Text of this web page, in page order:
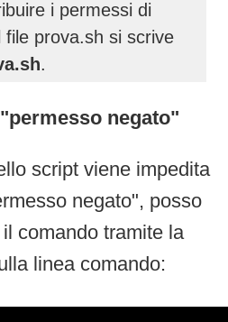
i permessi di
prova.sh si scrive
.
negato"
script viene impedita
negato", posso
comando tramite la
linea comando: